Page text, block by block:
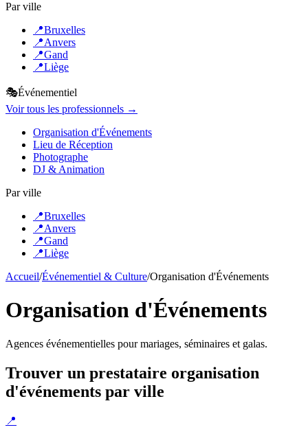
Par ville
📍Bruxelles
📍Anvers
📍Gand
📍Liège
🎭Événementiel
Voir tous les professionnels →
Organisation d'Événements
Lieu de Réception
Photographe
DJ & Animation
Par ville
📍Bruxelles
📍Anvers
📍Gand
📍Liège
Accueil/Événementiel & Culture/Organisation d'Événements
Organisation d'Événements
Agences événementielles pour mariages, séminaires et galas.
Trouver un prestataire organisation
d'événements par ville
📍